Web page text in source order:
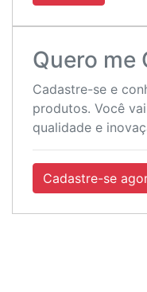
Quero me
Cadastre-se e
produtos. Você
qualidade e
Cadastre-se